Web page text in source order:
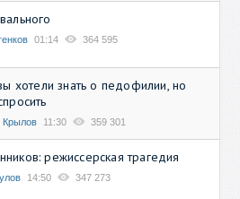
01:14 364 595
хотели знать о педофилии, но
Крылов 11:30 359 301
режиссерская трагедия
14:50 347 273